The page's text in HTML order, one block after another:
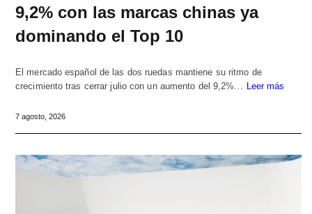
9,2% con las marcas chinas ya
dominando el Top 10
El mercado español de las dos ruedas mantiene su ritmo de
crecimiento tras cerrar julio con un aumento del 9,2%… Leer más
7 agosto, 2026